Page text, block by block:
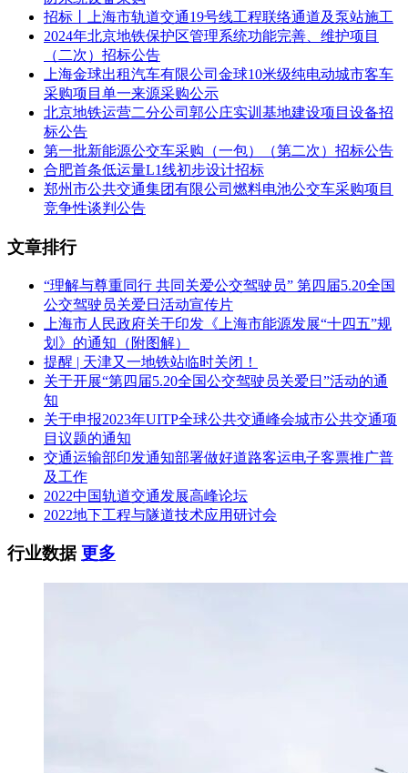
代理机构地址： 福州市鼓楼区五四路159号世界金龙大厦14层
A区单元
一、采购项目内容
我部就以下项目进行竞争性谈判，欢迎贵单位参加谈判报价。
一、项目名称：客车租赁项目
二、项目编号：2023-JLDJCD-F3001
报价供应商须对所投包内所有服务内容进行唯一报价，否则视
为无效报价。
四、报价供应商资格条件
(一)符合《中华人民共和国政府采购法》第二十二条资格条
件：
1.具有独立承担民事责任的能力；
2.具有良好的商业信誉和健全的财务会计制度；
3.具有履行合同所必需的设备和专业技术能力；
4.有依法缴纳税收和社会保障资金的良好记录；
录；
6.法律、行政法规规定的其他条件。
动。近亲属指夫妻、直系血亲、三代以内旁系血亲或近姻亲关
招标丨上海市轨道交通19号线工程联络通道及泵站施工
2024年北京地铁保护区管理系统功能完善、维护项目
（二次）招标公告
上海金球出租汽车有限公司金球10米级纯电动城市客车
采购项目单一来源采购公示
北京地铁运营二分公司郭公庄实训基地建设项目设备招
标公告
第一批新能源公交车采购（一包）（第二次）招标公告
合肥首条低运量L1线初步设计招标
郑州市公共交通集团有限公司燃料电池公交车采购项目
竞争性谈判公告
文章排行
“理解与尊重同行 共同关爱公交驾驶员” 第四届5.20全国
公交驾驶员关爱日活动宣传片
上海市人民政府关于印发《上海市能源发展“十四五”规
划》的通知（附图解）
提醒 | 天津又一地铁站临时关闭！
关于开展“第四届5.20全国公交驾驶员关爱日”活动的通
知
关于申报2023年UITP全球公共交通峰会城市公共交通项
目议题的通知
交通运输部印发通知部署做好道路客运电子客票推广普
及工作
2022中国轨道交通发展高峰论坛
2022地下工程与隧道技术应用研讨会
行业数据更多